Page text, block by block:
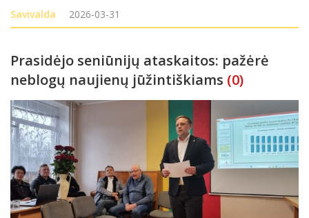
nebe žurnalisto komanda, o – teisėsaugos pareigūnai. Pastarieji
iš esmės domėjosi ir R
Savivalda 2026-03-31
Prasidėjo seniūnijų ataskaitos: pažėrė
neblogų naujienų jūžintiškiams (0)